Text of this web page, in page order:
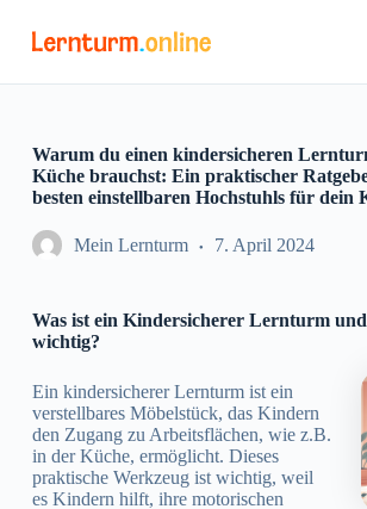
u
I
p
Warum du einen kindersicheren
Küche brauchst: Ein praktischer
besten einstellbaren Hochstuhls für dein
Mein Lernturm 7. April 2024
Was ist ein Kindersicherer Lernturm
wichtig?
Ein kindersicherer Lernturm ist ein
verstellbares Möbelstück, das Kindern
den Zugang zu Arbeitsflächen, wie z.B.
in der Küche, ermöglicht. Dieses
praktische Werkzeug ist wichtig, weil
es Kindern hilft, ihre motorischen